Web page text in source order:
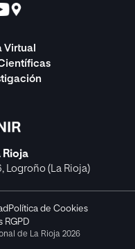
Virtual
Rioja
Logroño (La Rioja)
Política de Cookies
RGPD
de La Rioja 2026